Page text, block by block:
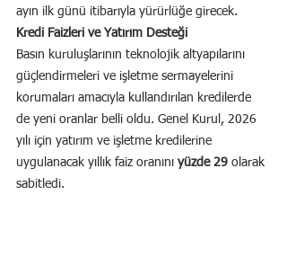
ayın ilk günü itibarıyla yürürlüğe girecek.
Kredi Faizleri ve Yatırım Desteği
Basın kuruluşlarının teknolojik altyapılarını
güçlendirmeleri ve işletme sermayelerini
korumaları amacıyla kullandırılan kredilerde
de yeni oranlar belli oldu. Genel Kurul, 2026
yılı için yatırım ve işletme kredilerine
uygulanacak yıllık faiz oranını yüzde 29 olarak
sabitledi.